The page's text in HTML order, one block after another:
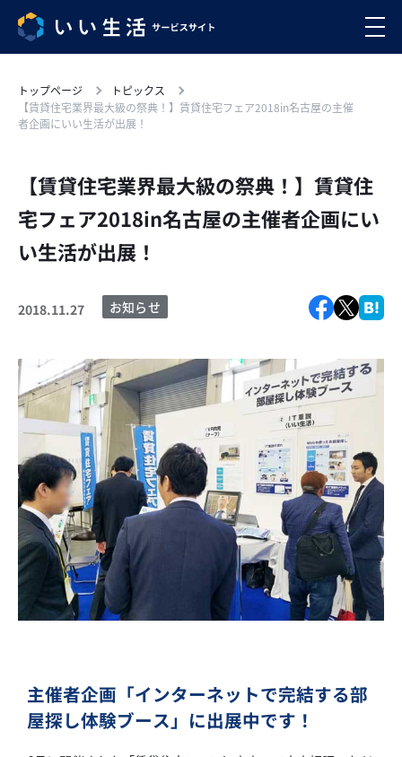
トップページ
トピックス
【賃貸住宅業界最大級の祭典！】賃貸住宅フェア2018in名古屋の主催
者企画にいい生活が出展！
【賃貸住宅業界最大級の祭典！】賃貸住
宅フェア2018in名古屋の主催者企画にい
い生活が出展！
2018.11.27 お知らせ
主催者企画「インターネットで完結する部
屋探し体験ブース」に出展中です！